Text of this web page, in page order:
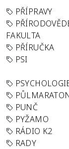
PŘÍPRAVY
FAKULTA
PŘÍRUČKA
PSI
PUNČ
PYŽAMO
RÁDIO K2
RADY